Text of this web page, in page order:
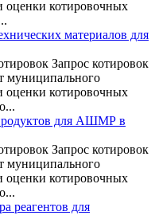
оценки котировочных
материалов для
Запрос котировок
муниципального
оценки котировочных
для АШМР в
Запрос котировок
муниципального
оценки котировочных
реагентов для